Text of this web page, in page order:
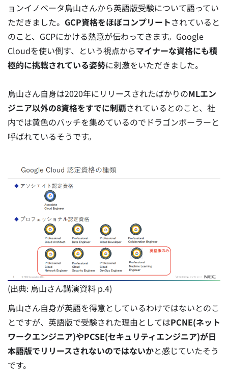
ョンイノベータ烏山さんから英語版受験について語ってい
ただきました。 GCP資格をほぼコンプリートされていると
のこと、GCPにかける熱意が伝わってきます。Google
Cloudを使い倒す、という視点からマイナーな資格にも積
極的に挑戦されている姿勢に刺激をいただきました。
烏山さん自身は2020年にリリースされたばかりのMLエン
ジニア以外の8資格をすでに制覇されているとのこと、社
内では黄色のバッチを集めているのでドラゴンボーラーと
呼ばれているそうです。
(出典: 烏山さん講演資料 p.4)
烏山さん自身が英語を得意としているわけではないとのこ
とですが、英語版で受験された理由としてはPCNE(ネット
ワークエンジニア)やPCSE(セキュリティエンジニア)が日
本語版でリリースされないのではないかと感じていたそう
です。